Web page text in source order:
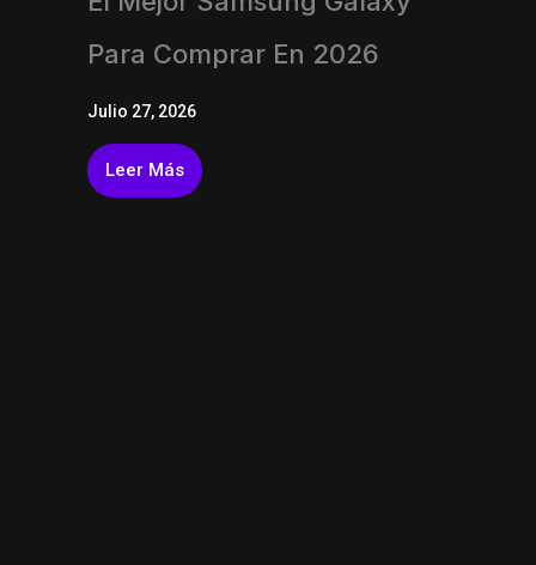
Para Comprar En 2026
Julio 27, 2026
Leer Más